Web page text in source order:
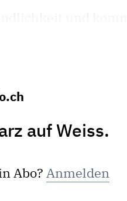
auf Weiss.
Abo? Anmelden